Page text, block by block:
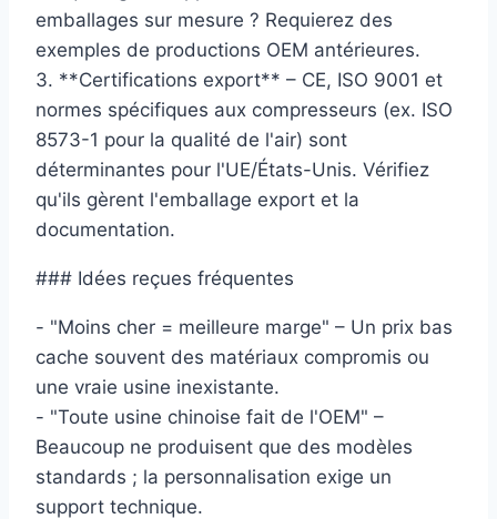
emballages sur mesure ? Requierez des
exemples de productions OEM antérieures.
3. **Certifications export** – CE, ISO 9001 et
normes spécifiques aux compresseurs (ex. ISO
8573-1 pour la qualité de l'air) sont
déterminantes pour l'UE/États-Unis. Vérifiez
qu'ils gèrent l'emballage export et la
documentation.
### Idées reçues fréquentes
- "Moins cher = meilleure marge" – Un prix bas
cache souvent des matériaux compromis ou
une vraie usine inexistante.
- "Toute usine chinoise fait de l'OEM" –
Beaucoup ne produisent que des modèles
standards ; la personnalisation exige un
support technique.